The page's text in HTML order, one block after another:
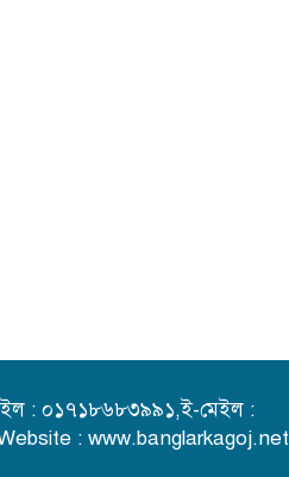
: ০১৭১৮৬৮৩৯৯১,ই-মেইল :
: www.banglarkagoj.net